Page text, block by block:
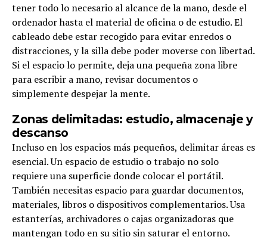
tener todo lo necesario al alcance de la mano, desde el
ordenador hasta el material de oficina o de estudio. El
cableado debe estar recogido para evitar enredos o
distracciones, y la silla debe poder moverse con libertad.
Si el espacio lo permite, deja una pequeña zona libre
para escribir a mano, revisar documentos o
simplemente despejar la mente.
Zonas delimitadas: estudio, almacenaje y
descanso
Incluso en los espacios más pequeños, delimitar áreas es
esencial. Un espacio de estudio o trabajo no solo
requiere una superficie donde colocar el portátil.
También necesitas espacio para guardar documentos,
materiales, libros o dispositivos complementarios. Usa
estanterías, archivadores o cajas organizadoras que
mantengan todo en su sitio sin saturar el entorno.